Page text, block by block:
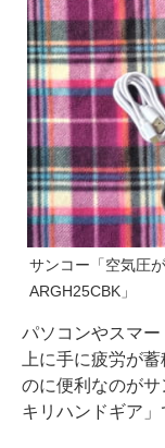
サンコー「空気圧
ARGH25CBK」
パソコンやスマ
上に手に疲労が
のに便利なのが
キリハンドギア」